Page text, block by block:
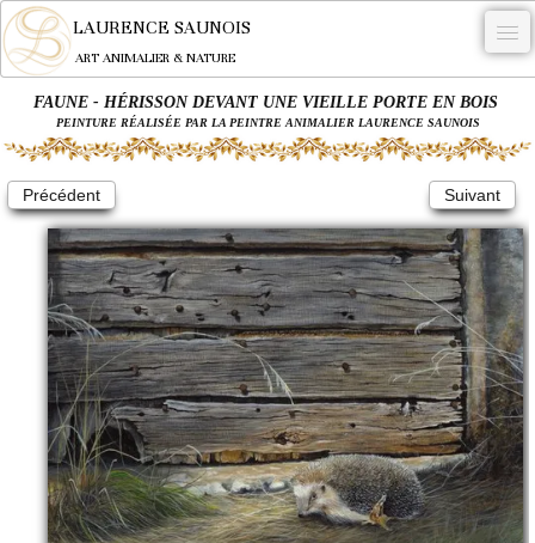
LAURENCE SAUNOIS
ART ANIMALIER & NATURE
NYMPHEUS LUMINANSIS.
OEUVRES
BECASSE
COMMANDE
L'ARTISTE.
NEWS
CONTACT
Français
0
FAUNE - HÉRISSON DEVANT UNE VIEILLE PORTE EN BOIS
PEINTURE RÉALISÉE PAR LA PEINTRE ANIMALIER LAURENCE SAUNOIS
Précédent Suivant